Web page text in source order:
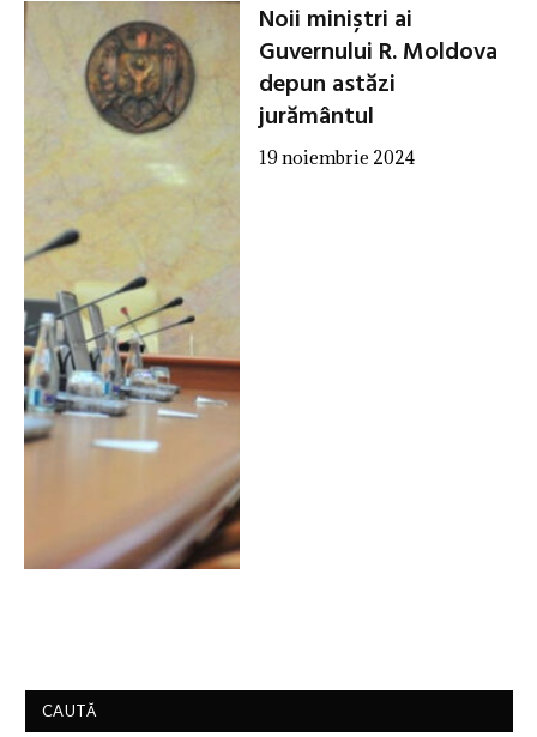
Noii miniștri ai
Guvernului R. Moldova
depun astăzi
jurământul
19 noiembrie 2024
CAUTĂ